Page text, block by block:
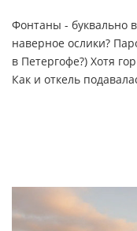
Фонтаны - буквально
наверное ослики?
в Петергофе?) Хотя
Как и откель